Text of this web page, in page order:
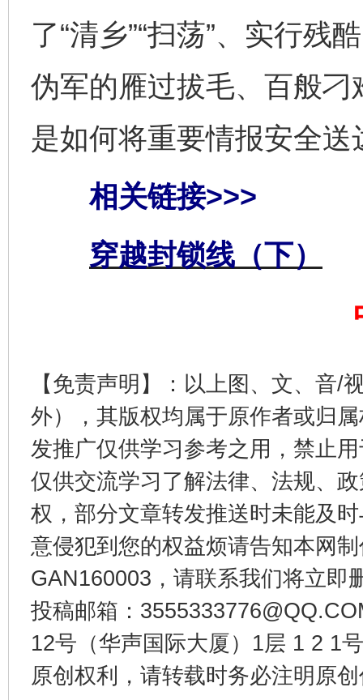
了“清乡”“扫荡”、实行残
伪军的雁过拔毛、百般
是如何将重要情报安全
相关链接>>>
穿越封锁线（下）
【免责声明】：以上图、文、音/
外），其版权均属于原作者或归
发推广仅供学习参考之用，禁止
仅供交流学习了解法律、法规、
权，部分文章转发推送时未能及
意侵犯到您的权益烦请告知本网
GAN160003，请联系我们将立即
投稿邮箱：
12号（华声国际大厦）1层 1 2 1
原创权利，请转载时务必注明原
千年窑火 生生不息
受贿1.44亿！段成刚被判无期 从幼